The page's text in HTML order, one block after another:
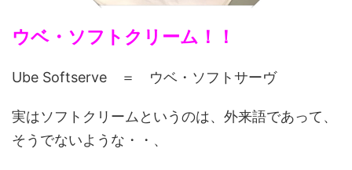
ウベ・ソフトクリーム！！
Ube Softserve ＝ ウベ・ソフトサーヴ
実はソフトクリームというのは、外来語であって、
そうでないような・・、